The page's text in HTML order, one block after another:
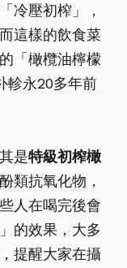
冷壓初榨」，
這樣的飲食菜
「橄欖油檸檬
軫永20多年前
是特級初榨橄
類抗氧化物，
人在喝完後會
的效果，大多
提醒大家在攝